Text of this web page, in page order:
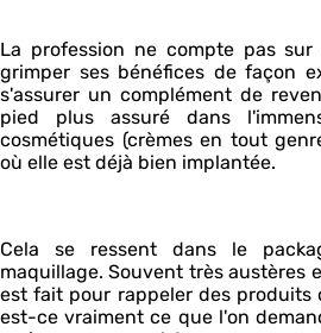
La profession ne compte pas
grimper ses bénéfices de façon
s'assurer un complément de
pied plus assuré dans
cosmétiques (crèmes en tout
où elle est déjà bien implantée.
Cela se ressent dans le
maquillage. Souvent très austères
est fait pour rappeler des produits
est-ce vraiment ce que l'on